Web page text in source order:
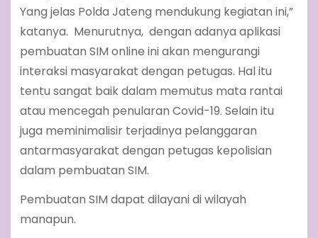
Yang jelas Polda Jateng mendukung kegiatan ini,”
katanya. Menurutnya, dengan adanya aplikasi
pembuatan SIM online ini akan mengurangi
interaksi masyarakat dengan petugas. Hal itu
tentu sangat baik dalam memutus mata rantai
atau mencegah penularan Covid-19. Selain itu
juga meminimalisir terjadinya pelanggaran
antarmasyarakat dengan petugas kepolisian
dalam pembuatan SIM.
Pembuatan SIM dapat dilayani di wilayah
manapun.